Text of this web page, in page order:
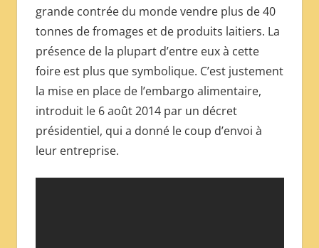
grande contrée du monde vendre plus de 40
tonnes de fromages et de produits laitiers. La
présence de la plupart d’entre eux à cette
foire est plus que symbolique. C’est justement
la mise en place de l’embargo alimentaire,
introduit le 6 août 2014 par un décret
présidentiel, qui a donné le coup d’envoi à
leur entreprise.